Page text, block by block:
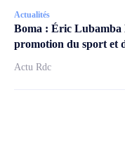
Actualités
Boma : Éric Lubamba
promotion du sport et
Actu Rdc